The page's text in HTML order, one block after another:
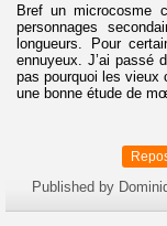
Bref un microcosme
personnages
longueurs. Pour
ennuyeux. J’ai passé
pas pourquoi les vieux
une bonne étude de
Published by